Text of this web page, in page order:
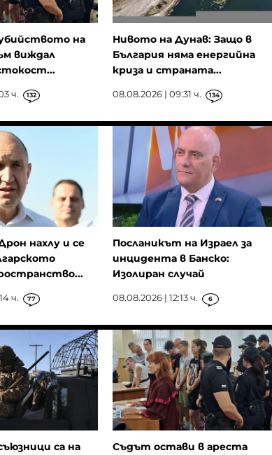
на
виждал
ч. 132
Нивото на Дунав: Защо в
България няма енергийна
криза и страната...
08.08.2026 | 09:31 ч. 134
нахлу и се
ч. 77
Посланикът на Израел за
инцидента в Банско:
Изолиран случай
08.08.2026 | 12:13 ч. 6
са на
Съдът остави в ареста